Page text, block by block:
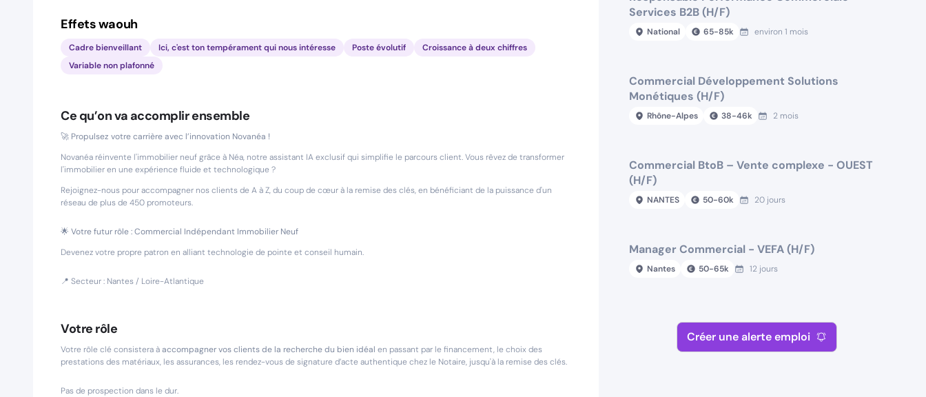
Effets waouh
Cadre bienveillant Ici, c'est ton tempérament qui nous intéresse Poste évolutif
Croissance à deux chiffres
Variable non plafonné
Ce qu’on va accomplir ensemble
🚀 Propulsez votre carrière avec l’innovation Novanéa !
Novanéa réinvente l'immobilier neuf grâce à Néa, notre assistant IA exclusif qui simplifie le parcours client. Vous rêvez de transformer
l'immobilier en une expérience fluide et technologique ?
Rejoignez-nous pour accompagner nos clients de A à Z, du coup de cœur à la remise des clés, en bénéficiant de la puissance d'un
réseau de plus de 450 promoteurs.
🌟 Votre futur rôle : Commercial Indépendant Immobilier Neuf
Devenez votre propre patron en alliant technologie de pointe et conseil humain.
📍 Secteur : Nantes / Loire-Atlantique
Votre rôle
Votre rôle clé consistera àaccompagner vos clients de la recherche du bien idéal en passant par le financement, le choix des
prestations des matériaux, les assurances, les rendez-vous de signature d’acte authentique chez le Notaire, jusqu'à la remise des clés.
Pas de prospection dans le dur.
Services B2B (H/F)
National 65-85k environ 1 mois
Commercial Développement Solutions
Monétiques (H/F)
Rhône-Alpes 38-46k 2 mois
Commercial BtoB – Vente complexe - OUEST
(H/F)
NANTES 50-60k 20 jours
Manager Commercial - VEFA (H/F)
Nantes 50-65k 12 jours
Créer une alerte emploi